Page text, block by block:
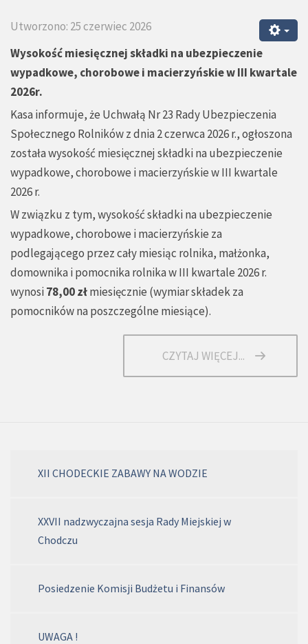
Utworzono: 25 czerwiec 2026
Wysokość miesięcznej składki na ubezpieczenie
wypadkowe, chorobowe i macierzyńskie w III kwartale
2026r.
Kasa informuje, że Uchwałą Nr 23 Rady Ubezpieczenia
Społecznego Rolników z dnia 2 czerwca 2026 r., ogłoszona
została wysokość miesięcznej składki na ubezpieczenie
wypadkowe, chorobowe i macierzyńskie w III kwartale
2026 r.
W związku z tym, wysokość składki na ubezpieczenie
wypadkowe, chorobowe i macierzyńskie za
podlegającego przez cały miesiąc rolnika, małżonka,
domownika i pomocnika rolnika w III kwartale 2026 r.
wynosi 78,00 złmiesięcznie (wymiar składek za
pomocników na poszczególne miesiące).
CZYTAJ WIĘCEJ...
XII CHODECKIE ZABAWY NA WODZIE
XXVII nadzwyczajna sesja Rady Miejskiej w
Chodczu
Posiedzenie Komisji Budżetu i Finansów
UWAGA !